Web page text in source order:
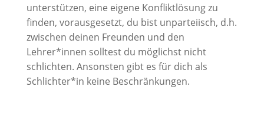
unterstützen, eine eigene Konfliktlösung zu
finden, vorausgesetzt, du bist unparteiisch, d.h.
zwischen deinen Freunden und den
Lehrer*innen solltest du möglichst nicht
schlichten. Ansonsten gibt es für dich als
Schlichter*in keine Beschränkungen.